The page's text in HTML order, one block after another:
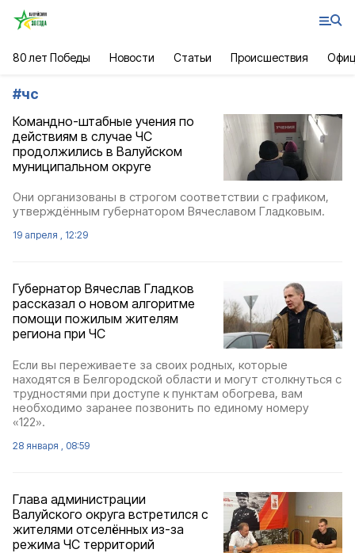
80 лет Победы Новости Статьи Происшествия
#чс
Командно-штабные учения по
действиям в случае ЧС
продолжились в Валуйском
муниципальном округе
Они организованы в строгом соответствии с графиком,
утверждённым губернатором Вячеславом Гладковым.
19 апреля , 12:29
Губернатор Вячеслав Гладков
рассказал о новом алгоритме
помощи пожилым жителям
региона при ЧС
Если вы переживаете за своих родных, которые
находятся в Белгородской области и могут столкнуться с
трудностями при доступе к пунктам обогрева, вам
необходимо заранее позвонить по единому номеру
«122».
28 января , 08:59
Глава администрации
Валуйского округа встретился с
жителями отселённых из-за
режима ЧС территорий